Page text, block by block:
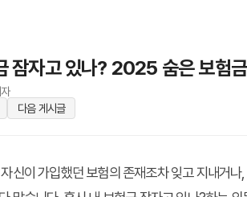
잠자고 있나? 2025 숨은 보험
다음 게시글
신이 가입했던 보험의 존재조차 잊고 지내거